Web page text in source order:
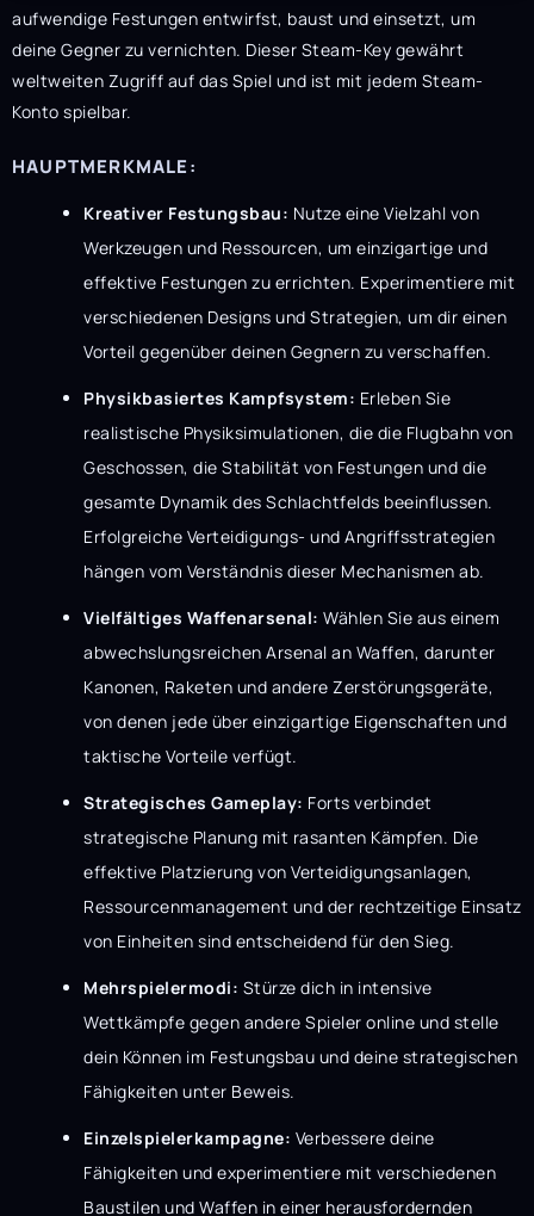
aufwendige Festungen entwirfst, baust und einsetzt, um
deine Gegner zu vernichten. Dieser Steam-Key gewährt
weltweiten Zugriff auf das Spiel und ist mit jedem Steam-
Konto spielbar.
HAUPTMERKMALE:
Kreativer Festungsbau: Nutze eine Vielzahl von
Werkzeugen und Ressourcen, um einzigartige und
effektive Festungen zu errichten. Experimentiere mit
verschiedenen Designs und Strategien, um dir einen
Vorteil gegenüber deinen Gegnern zu verschaffen.
Physikbasiertes Kampfsystem: Erleben Sie
realistische Physiksimulationen, die die Flugbahn von
Geschossen, die Stabilität von Festungen und die
gesamte Dynamik des Schlachtfelds beeinflussen.
Erfolgreiche Verteidigungs- und Angriffsstrategien
hängen vom Verständnis dieser Mechanismen ab.
Vielfältiges Waffenarsenal: Wählen Sie aus einem
abwechslungsreichen Arsenal an Waffen, darunter
Kanonen, Raketen und andere Zerstörungsgeräte,
von denen jede über einzigartige Eigenschaften und
taktische Vorteile verfügt.
Strategisches Gameplay: Forts verbindet
strategische Planung mit rasanten Kämpfen. Die
effektive Platzierung von Verteidigungsanlagen,
Ressourcenmanagement und der rechtzeitige Einsatz
von Einheiten sind entscheidend für den Sieg.
Mehrspielermodi: Stürze dich in intensive
Wettkämpfe gegen andere Spieler online und stelle
dein Können im Festungsbau und deine strategischen
Fähigkeiten unter Beweis.
Einzelspielerkampagne: Verbessere deine
Fähigkeiten und experimentiere mit verschiedenen
Baustilen und Waffen in einer herausfordernden